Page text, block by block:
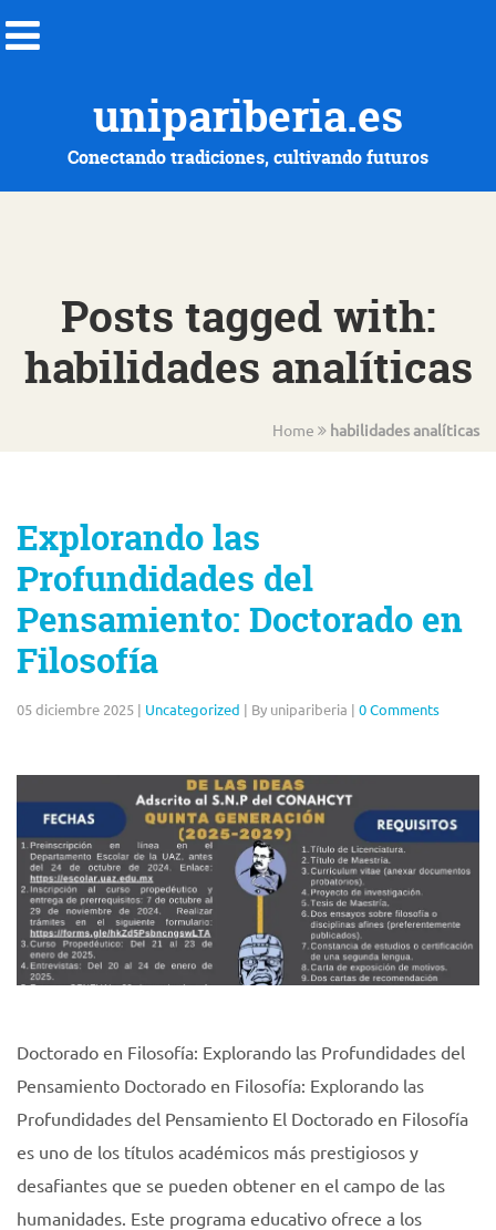
unipariberia.es
Conectando tradiciones, cultivando futuros
Posts tagged with:
habilidades analíticas
Home habilidades analíticas
Explorando las
Profundidades del
Pensamiento: Doctorado en
Filosofía
05 diciembre 2025 | Uncategorized | By unipariberia | 0 Comments
Doctorado en Filosofía: Explorando las Profundidades del
Pensamiento Doctorado en Filosofía: Explorando las
Profundidades del Pensamiento El Doctorado en Filosofía
es uno de los títulos académicos más prestigiosos y
desafiantes que se pueden obtener en el campo de las
humanidades. Este programa educativo ofrece a los